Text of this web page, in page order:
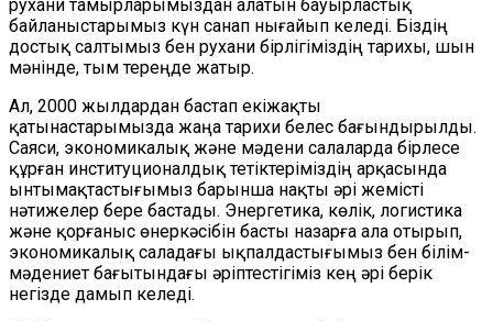
рухани тамырларымыздан алатын бауырластық
байланыстарымыз күн санап нығайып келеді. Біздің
достық салтымыз бен рухани бірлігіміздің тарихы, шын
мәнінде, тым тереңде жатыр.
Ал, 2000 жылдардан бастап екіжақты
қатынастарымызда жаңа тарихи белес бағындырылды.
Саяси, экономикалық және мәдени салаларда бірлесе
құрған институционалдық тетіктеріміздің арқасында
ынтымақтастығымыз барынша нақты әрі жемісті
нәтижелер бере бастады. Энергетика, көлік, логистика
және қорғаныс өнеркәсібін басты назарға ала отырып,
экономикалық саладағы ықпалдастығымыз бен білім-
мәдениет бағытындағы әріптестігіміз кең әрі берік
негізде дамып келеді.